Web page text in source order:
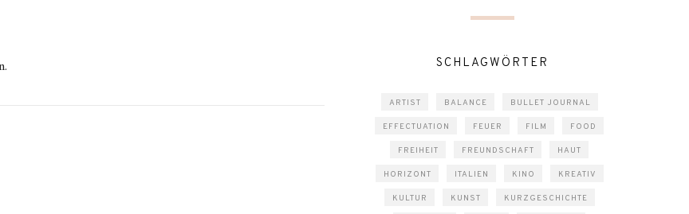
SCHLAGWÖRTER
ARTIST BALANCE BULLET JOURNAL
EFFECTUATION FEUER FILM FOOD
FREIHEIT FREUNDSCHAFT HAUT
HORIZONT ITALIEN KINO KREATIV
KULTUR KUNST KURZGESCHICHTE